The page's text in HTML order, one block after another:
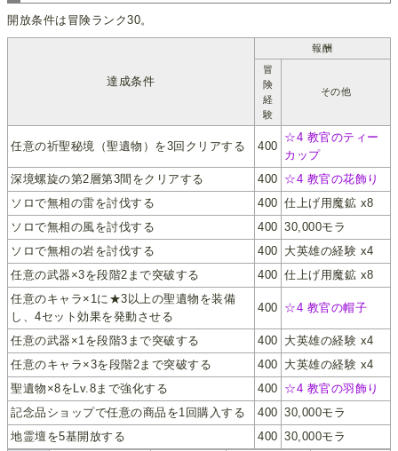
開放条件は冒険ランク30。
達成条件
報酬
冒
険
経
験
その他
任意の祈聖秘境（聖遺物）を3回クリアする 400
☆4 教官のティー
カップ
深境螺旋の第2層第3間をクリアする
400 ☆4 教官の花飾り
ソロで無相の雷を討伐する
400 仕上げ用魔鉱 x8
ソロで無相の風を討伐する
400 30,000モラ
ソロで無相の岩を討伐する
400 大英雄の経験 x4
任意の武器×3を段階2まで突破する
400 仕上げ用魔鉱 x8
任意のキャラ×1に★3以上の聖遺物を装備
し、4セット効果を発動させる
400 ☆4 教官の帽子
任意の武器×1を段階3まで突破する 400 大英雄の経験 x4
任意のキャラ×3を段階2まで突破する
400 大英雄の経験 x4
聖遺物×8をLv.8まで強化する
400 ☆4 教官の羽飾り
記念品ショップで任意の商品を1回購入する
400 30,000モラ
地霊壇を5基開放する
400 30,000モラ